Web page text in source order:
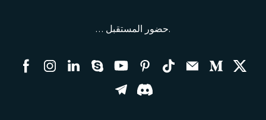
… حضور المستقبل.